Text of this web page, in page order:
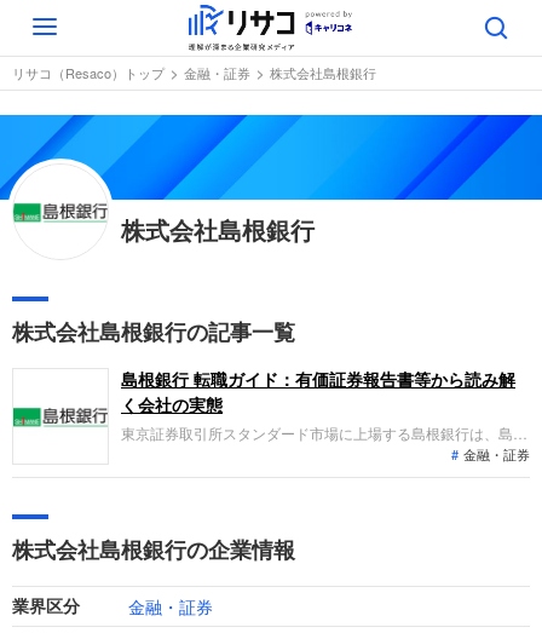
Toggle
navigation
リサコ（Resaco）トップ 金融・証券 株式会社島根銀行
株式会社島根銀行
株式会社島根銀行の記事一覧
島根銀行 転職ガイド：有価証券報告書等から読み解
く会社の実態
東京証券取引所スタンダード市場に上場する島根銀行は、島根
県と鳥取県を主な営業基盤とし、銀行業務を中心にリース業務
やクレジットカード業務などを展開しています。直近の業績
ます。
金融・証券
株式会社島根銀行の企業情報
業界区分 金融・証券